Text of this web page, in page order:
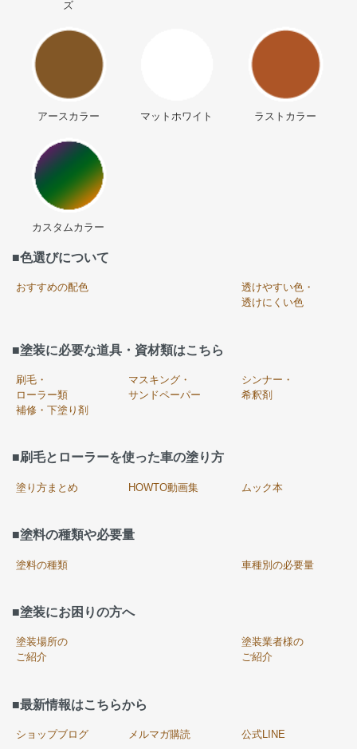
ズ
アースカラー マットホワイト ラストカラー
カスタムカラー
■色選びについて
おすすめの配色
透けやすい色・
透けにくい色
■塗装に必要な道具・資材類はこちら
刷毛・
ローラー類
マスキング・
サンドペーパー
シンナー・
希釈剤
補修・下塗り剤
■刷毛とローラーを使った車の塗り方
塗り方まとめ HOWTO動画集 ムック本
■塗料の種類や必要量
塗料の種類 車種別の必要量
■塗装にお困りの方へ
塗装場所の
ご紹介
塗装業者様の
ご紹介
■最新情報はこちらから
ショップブログ メルマガ購読 公式LINE